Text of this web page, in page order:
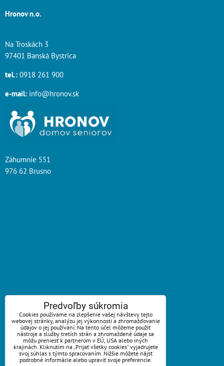
Hronov n.o.
Na Troskách 3
97401 Banská Bystrica
tel.: 0918 261 900
e-mail: info@hronov.sk
Záhumnie 551
976 62 Brusno
ZAVOLÁME VÁM SPÄŤ
Váš telefón:*
Predvoľby súkromia
Cookies používame na zlepšenie vašej návštevy tejto
webovej stránky, analýzu jej výkonnosti a zhromažďovanie
údajov o jej používaní. Na tento účel môžeme použiť
nástroje a služby tretích strán a zhromaždené údaje sa
môžu preniesť k partnerom v EÚ, USA alebo iných
krajinách. Kliknutím na „Prijať všetky cookies“ vyjadrujete
svoj súhlas s týmto spracovaním. Nižšie môžete nájsť
podrobné informácie alebo upraviť svoje preferencie.